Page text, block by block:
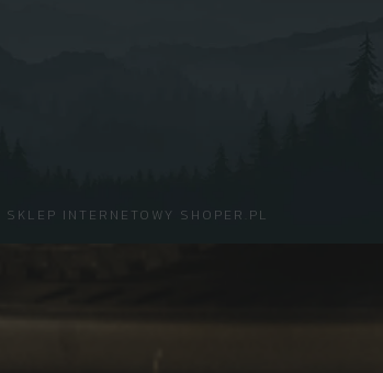
SKLEP INTERNETOWY SHOPER.PL